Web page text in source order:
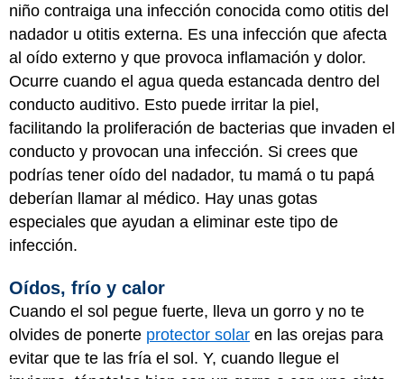
niño contraiga una infección conocida como otitis del
nadador u otitis externa. Es una infección que afecta
al oído externo y que provoca inflamación y dolor.
Ocurre cuando el agua queda estancada dentro del
conducto auditivo. Esto puede irritar la piel,
facilitando la proliferación de bacterias que invaden el
conducto y provocan una infección. Si crees que
podrías tener oído del nadador, tu mamá o tu papá
deberían llamar al médico. Hay unas gotas
especiales que ayudan a eliminar este tipo de
infección.
Oídos, frío y calor
Cuando el sol pegue fuerte, lleva un gorro y no te
olvides de ponerte protector solar en las orejas para
evitar que te las fría el sol. Y, cuando llegue el